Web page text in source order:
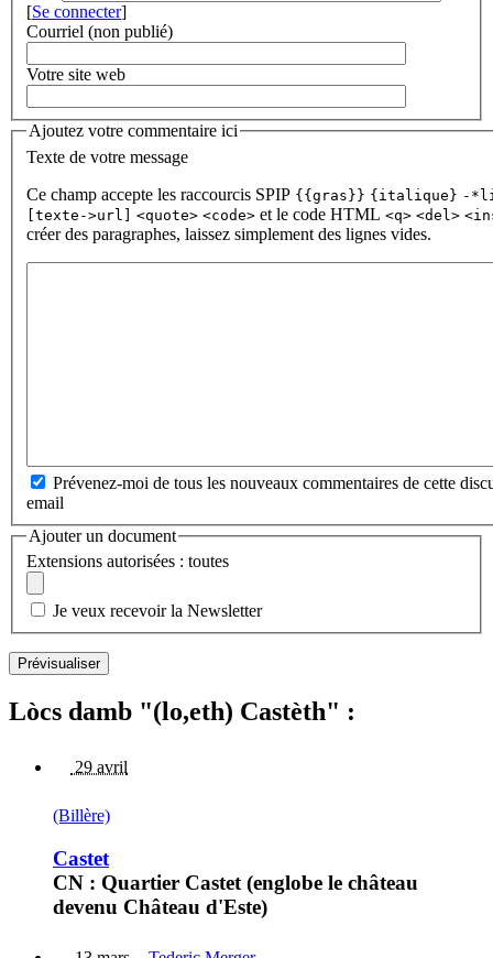
[Se connecter]
Courriel (non publié)
Votre site web
Ajoutez votre commentaire ici
Texte de votre message
Ce champ accepte les raccourcis SPIP {{gras}} {italique} -
[texte->url] <quote> <code> et le code HTML <q> <del>
créer des paragraphes, laissez simplement des lignes vides.
Prévenez-moi de tous les nouveaux commentaires de cette
email
Ajouter un document
Extensions autorisées : toutes
Je veux recevoir la Newsletter
Lòcs damb "(lo,eth) Castèth" :
29 avril
(Billère)
Castet
CN : Quartier Castet (englobe le château
devenu Château d'Este)